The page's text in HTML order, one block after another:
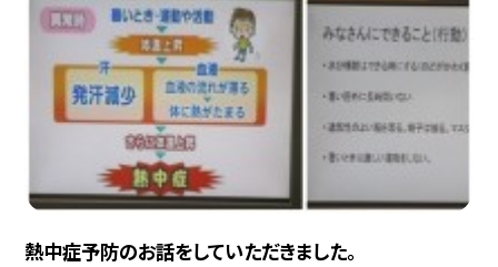
熱中症予防のお話をしていただきました。